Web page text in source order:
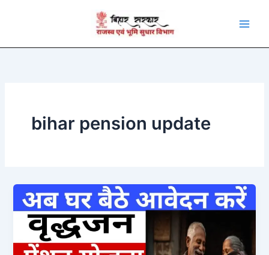
bihar pension update